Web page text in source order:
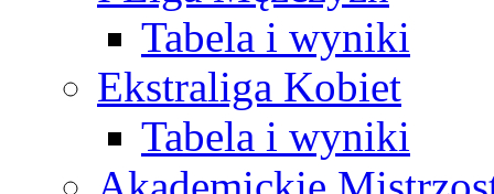
Tabela i wyniki
Ekstraliga Kobiet
Tabela i wyniki